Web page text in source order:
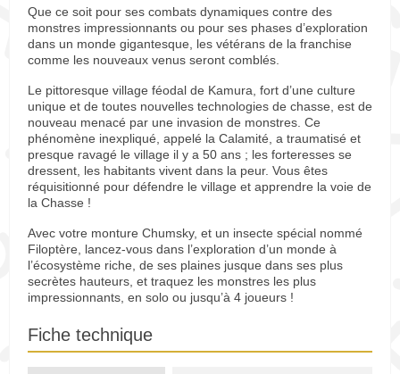
Que ce soit pour ses combats dynamiques contre des
monstres impressionnants ou pour ses phases d’exploration
dans un monde gigantesque, les vétérans de la franchise
comme les nouveaux venus seront comblés.
Le pittoresque village féodal de Kamura, fort d’une culture
unique et de toutes nouvelles technologies de chasse, est de
nouveau menacé par une invasion de monstres. Ce
phénomène inexpliqué, appelé la Calamité, a traumatisé et
presque ravagé le village il y a 50 ans ; les forteresses se
dressent, les habitants vivent dans la peur. Vous êtes
réquisitionné pour défendre le village et apprendre la voie de
la Chasse !
Avec votre monture Chumsky, et un insecte spécial nommé
Filoptère, lancez-vous dans l’exploration d’un monde à
l’écosystème riche, de ses plaines jusque dans ses plus
secrètes hauteurs, et traquez les monstres les plus
impressionnants, en solo ou jusqu’à 4 joueurs !
Fiche technique